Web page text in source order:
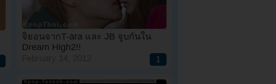
จิยอนจากT-ara และ JB จูบกันใน
Dream High2!!
1